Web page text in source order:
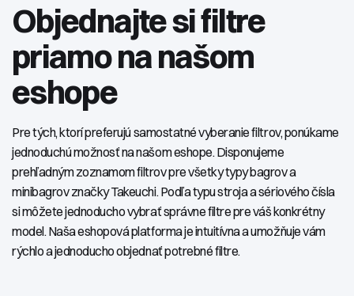
Objednajte si filtre
priamo na našom
eshope
Pre tých, ktorí preferujú samostatné vyberanie filtrov, ponúkame
jednoduchú možnosť na našom eshope. Disponujeme
prehľadným zoznamom filtrov pre všetky typy bagrov a
minibagrov značky Takeuchi. Podľa typu stroja a sériového čísla
si môžete jednoducho vybrať správne filtre pre váš konkrétny
model. Naša eshopová platforma je intuitívna a umožňuje vám
rýchlo a jednoducho objednať potrebné filtre.